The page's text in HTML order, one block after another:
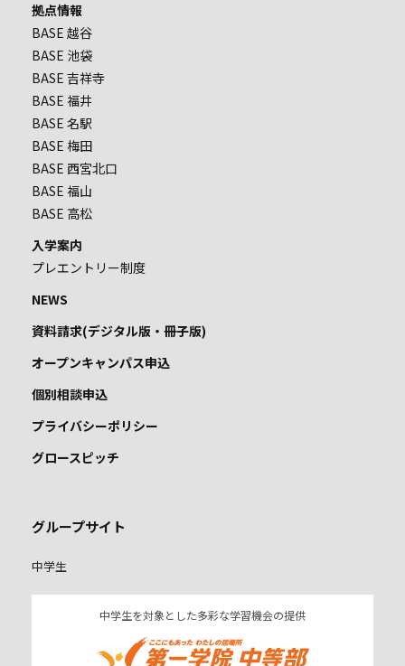
拠点情報
BASE 越谷
BASE 池袋
BASE 吉祥寺
BASE 福井
BASE 名駅
BASE 梅田
BASE 西宮北口
BASE 福山
BASE 高松
入学案内
プレエントリー制度
NEWS
資料請求(デジタル版・冊子版)
オープンキャンパス申込
個別相談申込
プライバシーポリシー
グロースピッチ
グループサイト
中学生
中学生を対象とした多彩な学習機会の提供